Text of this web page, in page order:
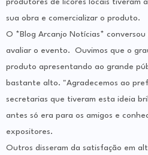
produtores de licores locais tiveram
sua obra e comercializar o produto.
O *Blog Arcanjo Notícias*
avaliar o evento. Ouvimos que o
produto apresentando ao grande
bastante alto. "Agradecemos ao
secretarias que tiveram esta ideia
antes só era para os amigos e
expositores.
Outros disseram da satisfação em